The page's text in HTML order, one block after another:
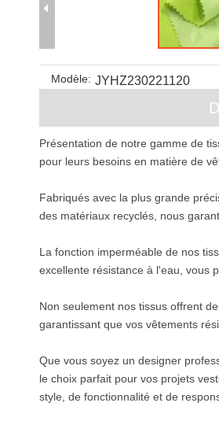
Modèle: JYHZ230221120
Présentation de notre gamme de
pour leurs besoins en matière de
Fabriqués avec la plus grande
des matériaux recyclés, nous
La fonction imperméable de nos
excellente résistance à l'eau, vous
Non seulement nos tissus offrent
garantissant que vos vêtements
Que vous soyez un designer
le choix parfait pour vos projets
style, de fonctionnalité et de